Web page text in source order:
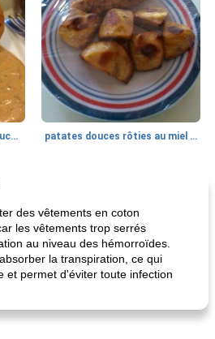
paprika huhn (poulet à la sauce paprika). patates douces rôties au miel / kumara
des vêtements en coton
les vêtements trop serrés
au niveau des hémorroïdes.
la transpiration, ce qui
et permet d'éviter toute infection